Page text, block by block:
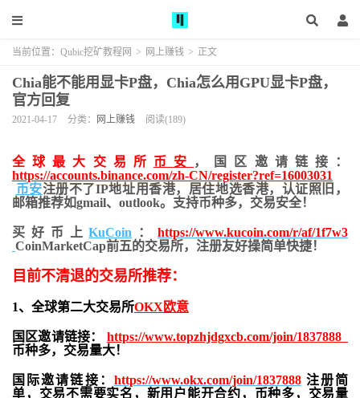
当前位置： Qubic挖矿教程网 > 网上赚钱 > 正文
Chia能不能用显卡P盘，Chia怎么用GPU显卡P盘，
官方回复
2021-04-17 分类： 网上赚钱 阅读(189)
全球最大交易所 币安
，国区邀请链接：
https://accounts.binance.com/zh-CN/register?ref=16003031
币安注册不了IP地址用香港，居住地选香港，认证照旧，
邮箱推荐如gmail、outlook。支持币种多，交易安全！
买好币上KuCoin ：https://www.kucoin.com/r/af/1f7w3
CoinMarketCap前五的交易所，注册友好操简单快捷！
目前不清退的交易所推荐：
1、全球第二大交易所OKX欧意
国区邀请链接： https://www.topzhjdgxcb.com/join/1837888
币种多，交易量大！
国际邀请链接： https://www.okx.com/join/1837888注册简
单，交易不需要实名，新用户能开合约， 币种多，交易量